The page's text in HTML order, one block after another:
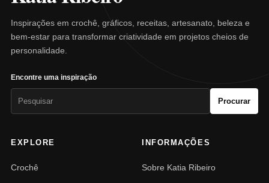
Inspirações em crochê, gráficos, receitas, artesanato, beleza e
bem-estar para transformar criatividade em projetos cheios de
personalidade.
Encontre uma inspiração
Procurar
EXPLORE
Crochê
INFORMAÇÕES
Sobre Katia Ribeiro